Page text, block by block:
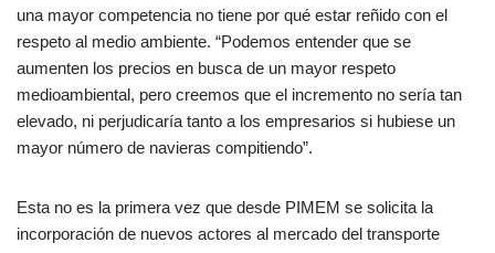
una mayor competencia no tiene por qué estar reñido con el
respeto al medio ambiente. “Podemos entender que se
aumenten los precios en busca de un mayor respeto
medioambiental, pero creemos que el incremento no sería tan
elevado, ni perjudicaría tanto a los empresarios si hubiese un
mayor número de navieras compitiendo”.
Esta no es la primera vez que desde PIMEM se solicita la
incorporación de nuevos actores al mercado del transporte